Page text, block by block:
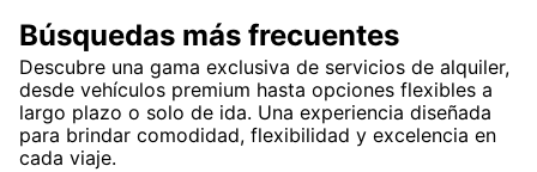
Búsquedas más frecuentes
Descubre una gama exclusiva de servicios de alquiler,
desde vehículos premium hasta opciones flexibles a
largo plazo o solo de ida. Una experiencia diseñada
para brindar comodidad, flexibilidad y excelencia en
cada viaje.